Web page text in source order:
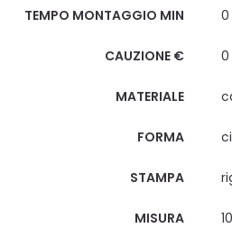
TEMPO MONTAGGIO MIN 0
CAUZIONE € 0
MATERIALE
FORMA
STAMPA
MISURA